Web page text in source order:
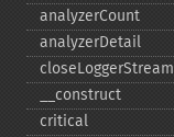
analyzerCount
analyzerDetail
closeLoggerStream
_​_​construct
critical